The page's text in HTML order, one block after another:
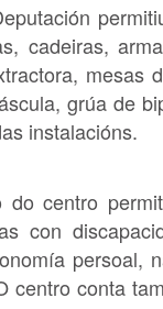
cadeiras,
mesas
grúa de
instalacións.
do centro
con
persoal,
centro conta